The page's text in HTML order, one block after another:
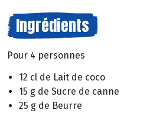
Ingrédients
Pour 4 personnes
12 cl de Lait de coco
15 g de Sucre de canne
25 g de Beurre